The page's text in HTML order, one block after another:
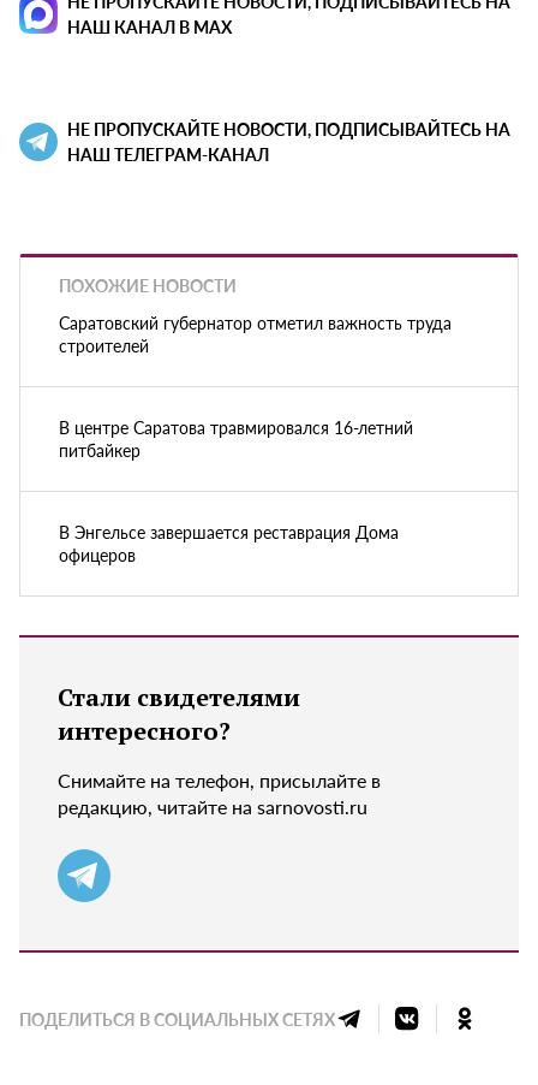
НАШ КАНАЛ В MAX
НЕ ПРОПУСКАЙТЕ НОВОСТИ, ПОДПИСЫВАЙТЕСЬ НА
НАШ ТЕЛЕГРАМ-КАНАЛ
ПОХОЖИЕ НОВОСТИ
Саратовский губернатор отметил важность труда
строителей
В центре Саратова травмировался 16-летний
питбайкер
В Энгельсе завершается реставрация Дома
офицеров
Стали свидетелями
интересного?
Снимайте на телефон, присылайте в
редакцию, читайте на sarnovosti.ru
ПОДЕЛИТЬСЯ В СОЦИАЛЬНЫХ СЕТЯХ